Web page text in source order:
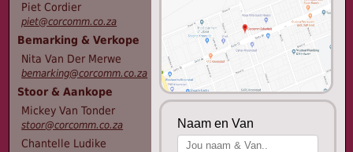
Piet Cordier
piet@corcomm.co.za
Bemarking & Verkope
Nita Van Der Merwe
bemarking@corcomm.co.za
Stoor & Aankope
Mickey Van Tonder
stoor@corcomm.co.za
Chantelle Ludike
Naam en Van